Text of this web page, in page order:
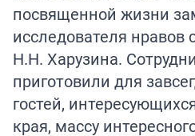
посвященной жизни
исследователя нравов
Н.Н. Харузина.
приготовили для
гостей,
края, массу